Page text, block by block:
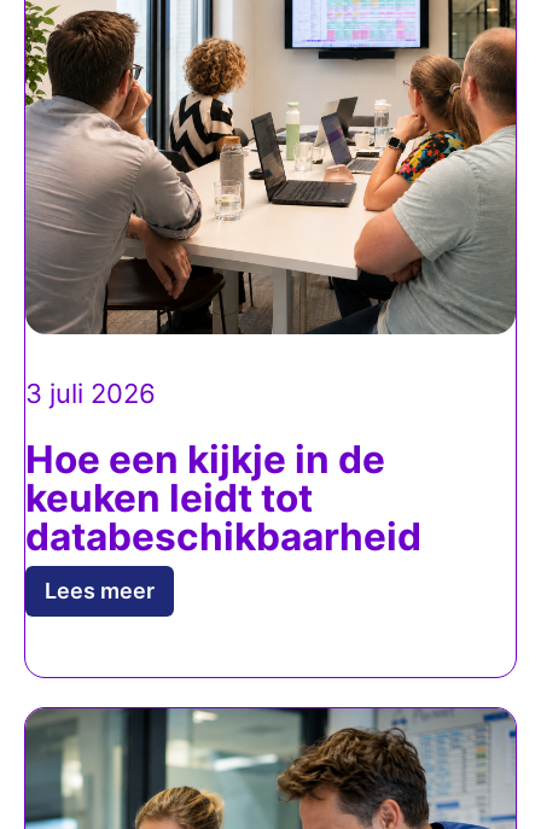
3 juli 2026
Hoe een kijkje in de
keuken leidt tot
databeschikbaarheid
Lees meer